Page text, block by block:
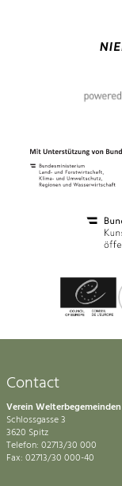
Contact
Verein
Schlossgasse 3
3620 Spitz
Telefon: 02713/30 000
Fax: 02713/30 000-40